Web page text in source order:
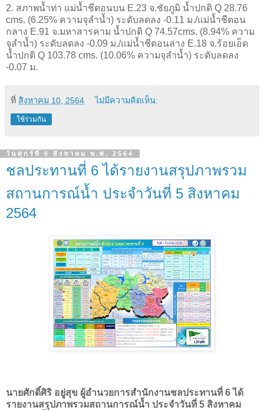
2. สภาพน้ำท่า แม่น้ำชีตอนบน E.23 จ.ชัยภูมิ น้ำปกติ Q 28.76
cms. (6.25% ความจุลำน้ำ) ระดับลดลง -0.11 ม./แม่น้ำชีตอน
กลาง E.91 จ.มหาสารคาม น้ำปกติ Q 74.57cms. (8.94% ความ
จุลำน้ำ) ระดับลดลง -0.09 ม./แม่น้ำชีตอนล่าง E.18 จ.ร้อยเอ็ด
น้ำปกติ Q 103.78 cms. (10.06% ความจุลำน้ำ) ระดับลดลง
-0.07 ม.
ที่ สิงหาคม 10, 2564 ไม่มีความคิดเห็น:
ใช้ร่วมกัน
วันศุกร์ที่ 6 สิงหาคม พ.ศ. 2564
ชลประทานที่ 6 ได้รายงานสรุปภาพรวม
สถานการณ์น้ำ ประจำวันที่ 5 สิงหาคม
2564
นายศักดิ์ศิริ อยู่สุข ผู้อำนวยการสำนักงานชลประทานที่ 6 ได้
รายงานสรุปภาพรวมสถานการณ์น้ำ ประจำวันที่ 5 สิงหาคม